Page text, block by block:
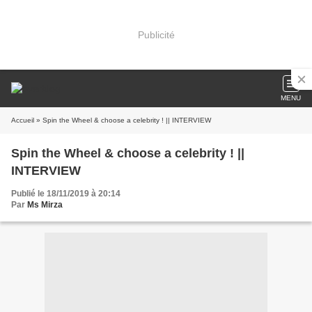
Publicité
MENU
Accueil » Spin the Wheel & choose a celebrity ! || INTERVIEW
Spin the Wheel & choose a celebrity ! ||
INTERVIEW
Publié le 18/11/2019 à 20:14
Par Ms Mirza